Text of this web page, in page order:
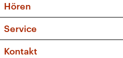
Sendungen und
Musikliste
Kakadu – Das
Hören
Frequenzen (UKW +
Service
FAQ
Kontakt